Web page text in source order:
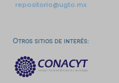
repositorio@ugto.mx
Otros sitios de interés: